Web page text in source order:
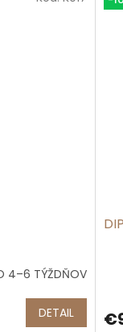
4–6 TÝŽDŇOV
DETAIL
je